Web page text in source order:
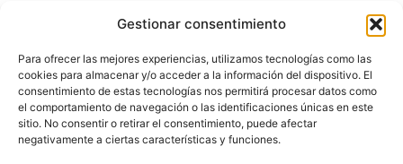
Gestionar consentimiento
Para ofrecer las mejores experiencias, utilizamos tecnologías como las
cookies para almacenar y/o acceder a la información del dispositivo. El
consentimiento de estas tecnologías nos permitirá procesar datos como
el comportamiento de navegación o las identificaciones únicas en este
sitio. No consentir o retirar el consentimiento, puede afectar
negativamente a ciertas características y funciones.